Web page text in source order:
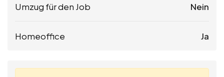
Umzug für den Job Nein
Homeoffice Ja